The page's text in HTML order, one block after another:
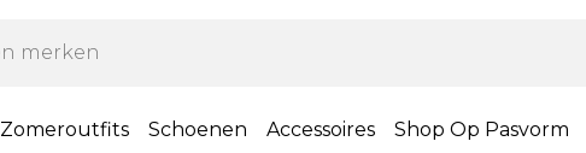
Zomeroutfits Schoenen Accessoires Shop Op Pasvorm